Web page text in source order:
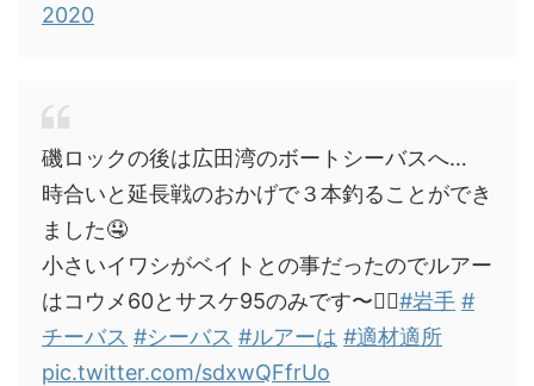
2020
磯ロックの後は広田湾のボートシーバスへ…
時合いと延長戦のおかげで３本釣ることができ
ました🤤
小さいイワシがベイトとの事だったのでルアー
はコウメ60とサスケ95のみです〜🙇‍♂️#岩手 #
チーバス #シーバス #ルアーは #適材適所
pic.twitter.com/sdxwQFfrUo